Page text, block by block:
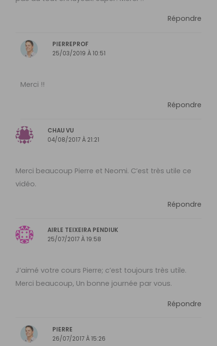
Répondre
PIERREPROF
25/03/2019 À 10:51
Merci !!
Répondre
CHAU VU
04/08/2017 À 21:21
Merci beaucoup Pierre et Neomi. C’est très utile ce
vidéo.
Répondre
AIRLE TEIXEIRA PENDIUK
25/07/2017 À 19:58
J’aimé votre cours Pierre; c’est toujours très utile.
Merci beaucoup, Un bonne journée par vous.
Répondre
PIERRE
26/07/2017 À 15:26